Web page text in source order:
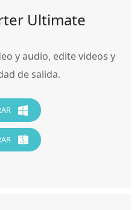
Ultimate
y audio, edite videos y
de salida.